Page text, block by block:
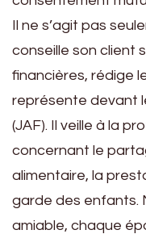
Il ne s’agit pas
conseille son client
financières, rédige
représente devant
(JAF). Il veille à la
concernant le
alimentaire, la
garde des enfants.
amiable, chaque